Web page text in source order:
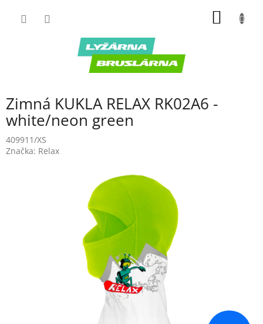
Zimná KUKLA RELAX RK02A6 -
white/neon green
409911/XS
Značka: Relax